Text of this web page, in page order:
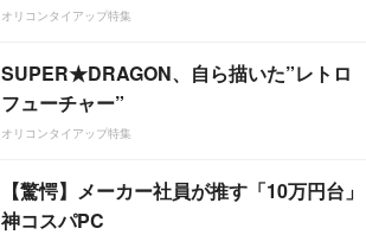
オリコンタイアップ特集
SUPER★DRAGON、自ら描いた”レトロ
フューチャー”
オリコンタイアップ特集
【驚愕】メーカー社員が推す「10万円台」
神コスパPC